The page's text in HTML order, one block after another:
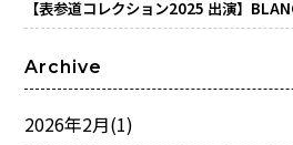
【表参道コレクション2025 出演】
Archive
2026年2月(1)